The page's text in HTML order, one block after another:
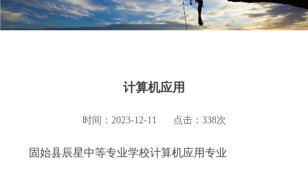
计算机应用
时间：2023-12-11 点击：338次
固始县辰星中等专业学校计算机应用专业